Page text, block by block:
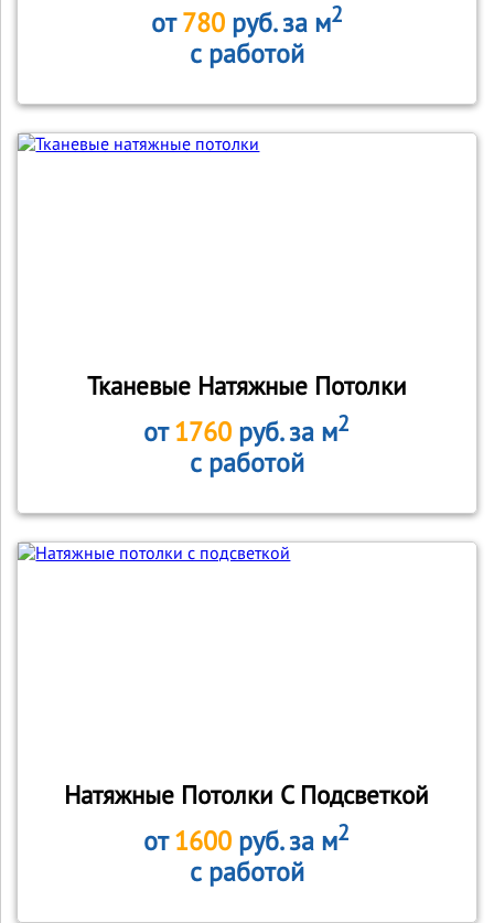
от780руб. за м2
с работой
Тканевые Натяжные Потолки
от1760 руб. за м2
с работой
Натяжные Потолки С Подсветкой
от1600 руб. за м2
с работой